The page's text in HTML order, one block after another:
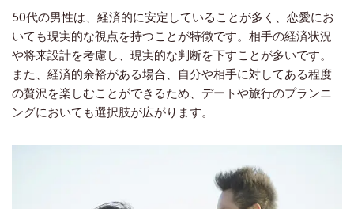
50代の男性は、経済的に安定していることが多く、恋愛にお
いても現実的な視点を持つことが特徴です。相手の経済状況
や将来設計を考慮し、現実的な判断を下すことが多いです。
また、経済的余裕がある場合、自分や相手に対してある程度
の贅沢を楽しむことができるため、デートや旅行のプランニ
ングにおいても選択肢が広がります。